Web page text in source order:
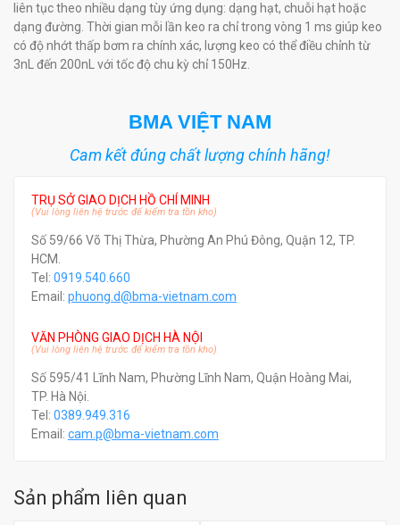
liên tục theo nhiều dạng tùy ứng dụng: dạng hạt, chuỗi hạt hoặc
dạng đường. Thời gian mỗi lần keo ra chỉ trong vòng 1 ms giúp keo
có độ nhớt thấp bơm ra chính xác, lượng keo có thể điều chỉnh từ
3nL đến 200nL với tốc độ chu kỳ chỉ 150Hz.
BMA VIỆT NAM
Cam kết đúng chất lượng chính hãng!
TRỤ SỞ GIAO DỊCH HỒ CHÍ MINH
(Vui lòng liên hệ trước để kiểm tra tồn kho)
Số 59/66 Võ Thị Thừa, Phường An Phú Đông, Quận 12, TP.
HCM.
Tel: 0919.540.660
Email: phuong.d@bma-vietnam.com
VĂN PHÒNG GIAO DỊCH HÀ NỘI
(Vui lòng liên hệ trước để kiểm tra tồn kho)
Số 595/41 Lĩnh Nam, Phường Lĩnh Nam, Quận Hoàng Mai,
TP. Hà Nội.
Tel: 0389.949.316
Email: cam.p@bma-vietnam.com
Sản phẩm liên quan